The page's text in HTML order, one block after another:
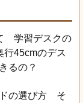
学習デスクの
45cmのデス
るの？
の選び方 そ